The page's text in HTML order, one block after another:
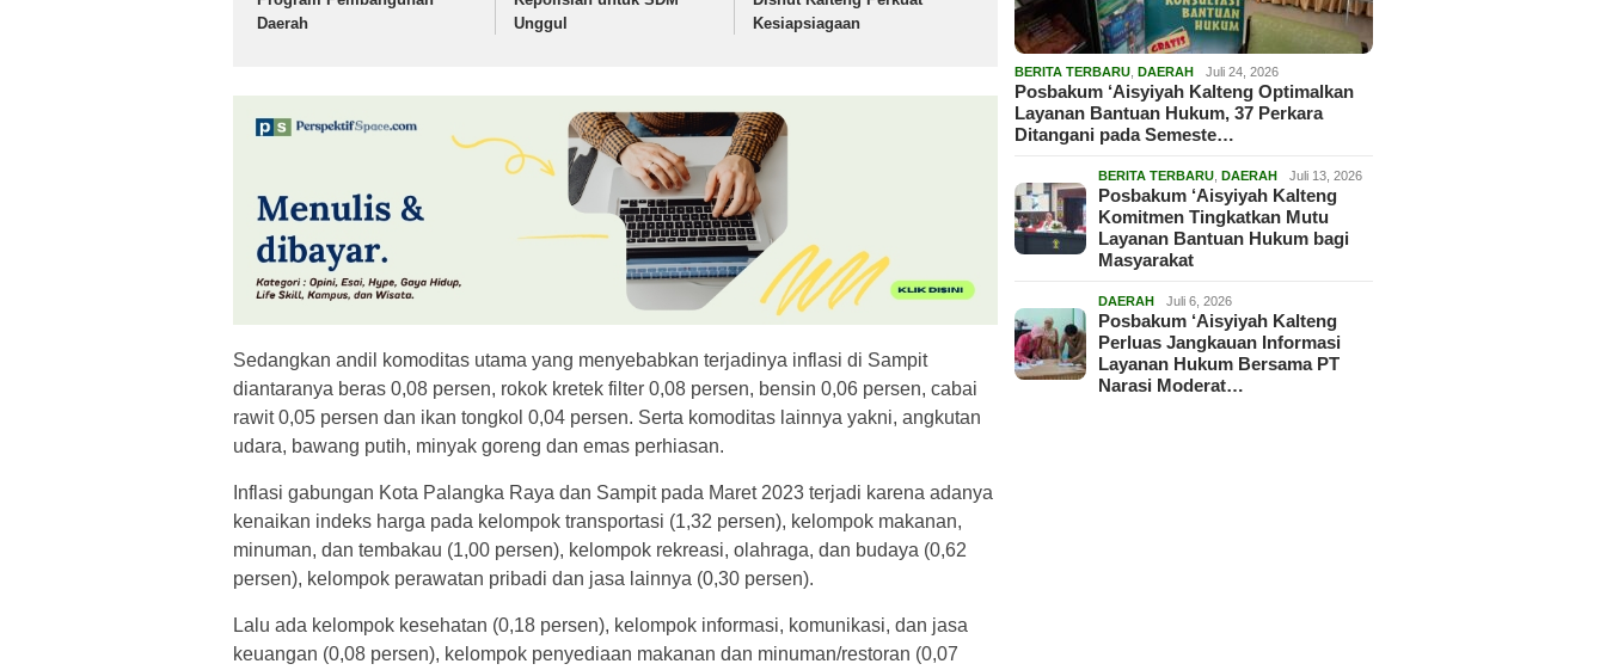
Daerah
Unggul
Kesiapsiagaan
Sedangkan andil komoditas utama yang menyebabkan terjadinya inflasi di Sampit
diantaranya beras 0,08 persen, rokok kretek filter 0,08 persen, bensin 0,06 persen, cabai
rawit 0,05 persen dan ikan tongkol 0,04 persen. Serta komoditas lainnya yakni, angkutan
udara, bawang putih, minyak goreng dan emas perhiasan.
Inflasi gabungan Kota Palangka Raya dan Sampit pada Maret 2023 terjadi karena adanya
kenaikan indeks harga pada kelompok transportasi (1,32 persen), kelompok makanan,
minuman, dan tembakau (1,00 persen), kelompok rekreasi, olahraga, dan budaya (0,62
persen), kelompok perawatan pribadi dan jasa lainnya (0,30 persen).
Lalu ada kelompok kesehatan (0,18 persen), kelompok informasi, komunikasi, dan jasa
keuangan (0,08 persen), kelompok penyediaan makanan dan minuman/restoran (0,07
BERITA TERBARU ,DAERAH Juli 24, 2026
Posbakum ‘Aisyiyah Kalteng Optimalkan
Layanan Bantuan Hukum, 37 Perkara
Ditangani pada Semeste…
BERITA TERBARU ,DAERAH Juli 13, 2026
Posbakum ‘Aisyiyah Kalteng
Komitmen Tingkatkan Mutu
Layanan Bantuan Hukum bagi
Masyarakat
DAERAH Juli 6, 2026
Posbakum ‘Aisyiyah Kalteng
Perluas Jangkauan Informasi
Layanan Hukum Bersama PT
Narasi Moderat…